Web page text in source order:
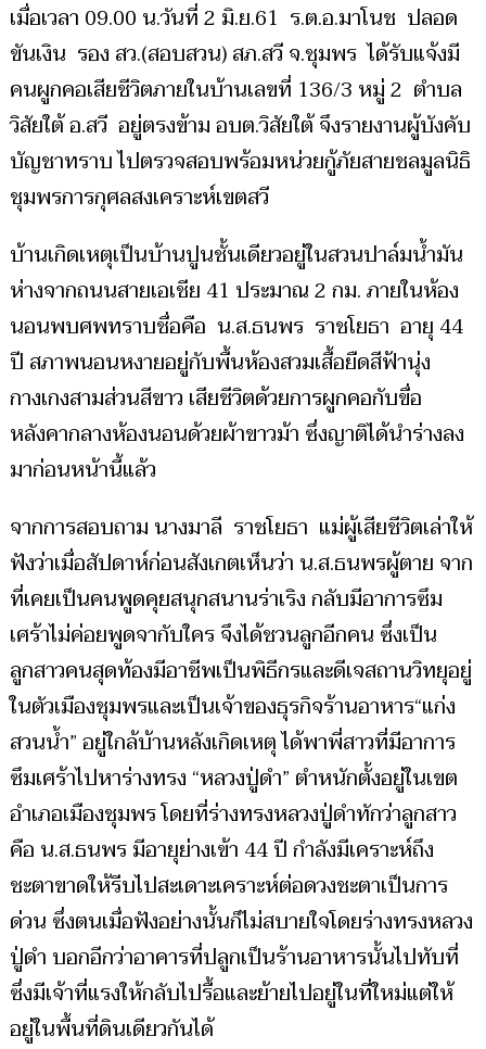
เมื่อเวลา 09.00 น.วันที่ 2 มิ.ย.61 ร.ต.อ.มาโนช ปลอด
ขันเงิน รอง สว.(สอบสวน) สภ.สวี จ.ชุมพร ได้รับแจ้งมี
คนผูกคอเสียชีวิตภายในบ้านเลขที่ 136/3 หมู่ 2 ตำบล
วิสัยใต้ อ.สวี อยู่ตรงข้าม อบต.วิสัยใต้ จึงรายงานผู้บังคับ
บัญชาทราบ ไปตรวจสอบพร้อมหน่วยกู้ภัยสายชลมูลนิธิ
ชุมพรการกุศลสงเคราะห์เขตสวี
บ้านเกิดเหตุเป็นบ้านปูนชั้นเดียวอยู่ในสวนปาล์มน้ำมัน
ห่างจากถนนสายเอเชีย 41 ประมาณ 2 กม. ภายในห้อง
นอนพบศพทราบชื่อคือ น.ส.ธนพร ราชโยธา อายุ 44
ปี สภาพนอนหงายอยู่กับพื้นห้องสวมเสื้อยืดสีฟ้านุ่ง
กางเกงสามส่วนสีขาว เสียชีวิตด้วยการผูกคอกับขื่อ
หลังคากลางห้องนอนด้วยผ้าขาวม้า ซึ่งญาติได้นำร่างลง
มาก่อนหน้านี้แล้ว
จากการสอบถาม นางมาลี ราชโยธา แม่ผู้เสียชีวิตเล่าให้
ฟังว่าเมื่อสัปดาห์ก่อนสังเกตเห็นว่า น.ส.ธนพรผู้ตาย จาก
ที่เคยเป็นคนพูดคุยสนุกสนานร่าเริง กลับมีอาการซึม
เศร้าไม่ค่อยพูดจากับใคร จึงได้ชวนลูกอีกคน ซึ่งเป็น
ลูกสาวคนสุดท้องมีอาชีพเป็นพิธีกรและดีเจสถานวิทยุอยู่
ในตัวเมืองชุมพรและเป็นเจ้าของธุรกิจร้านอาหาร“แก่ง
สวนน้ำ” อยู่ใกล้บ้านหลังเกิดเหตุ ได้พาพี่สาวที่มีอาการ
ซึมเศร้าไปหาร่างทรง “หลวงปู่ดำ” ตำหนักตั้งอยู่ในเขต
อำเภอเมืองชุมพร โดยที่ร่างทรงหลวงปู่ดำทักว่าลูกสาว
คือ น.ส.ธนพร มีอายุย่างเข้า 44 ปี กำลังมีเคราะห์ถึง
ชะตาขาดให้รีบไปสะเดาะเคราะห์ต่อดวงชะตาเป็นการ
ด่วน ซึ่งตนเมื่อฟังอย่างนั้นก็ไม่สบายใจโดยร่างทรงหลวง
ปู่ดำ บอกอีกว่าอาคารที่ปลูกเป็นร้านอาหารนั้นไปทับที่
ซึ่งมีเจ้าที่แรงให้กลับไปรื้อและย้ายไปอยู่ในที่ใหม่แต่ให้
อยู่ในพื้นที่ดินเดียวกันได้